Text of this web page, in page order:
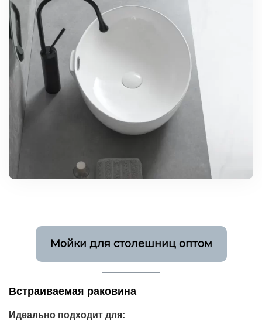
Мойки для столешниц оптом
Встраиваемая раковина
Идеально подходит для: